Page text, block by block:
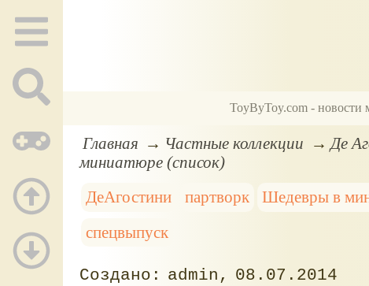
ToyByToy.com - новости
Главная Частные коллекции
Де
миниатюре (список)
ДеАгостини
партворк Шедевры в
спецвыпуск
admin 08.07.2014